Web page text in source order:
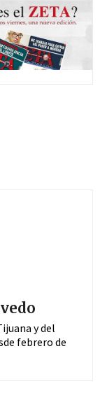
y del
febrero de